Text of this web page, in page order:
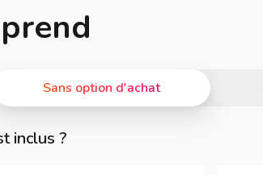
Sans option d'achat
inclus ?